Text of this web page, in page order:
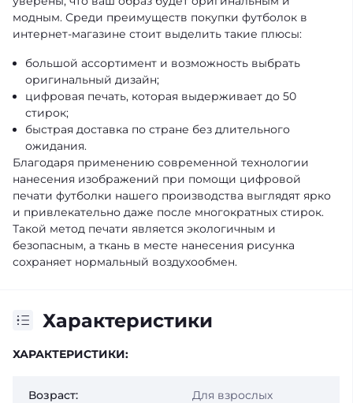
модным. Среди преимуществ покупки футболок в
интернет-магазине стоит выделить такие плюсы:
большой ассортимент и возможность выбрать
оригинальный дизайн;
цифровая печать, которая выдерживает до 50
стирок;
быстрая доставка по стране без длительного
ожидания.
Благодаря применению современной технологии
нанесения изображений при помощи цифровой
печати футболки нашего производства выглядят ярко
и привлекательно даже после многократных стирок.
Такой метод печати является экологичным и
безопасным, а ткань в месте нанесения рисунка
сохраняет нормальный воздухообмен.
Характеристики
ХАРАКТЕРИСТИКИ:
Возраст: Для взрослых